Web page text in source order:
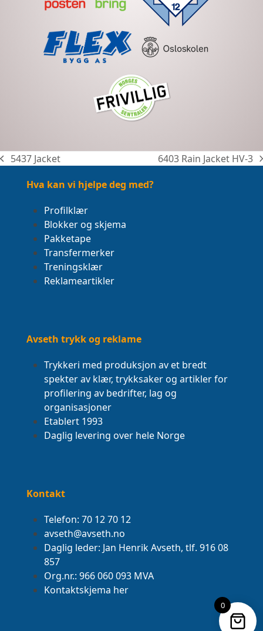
previous
5437 Jacket
next
6403 Rain Jacket HV-3
Hva kan vi hjelpe deg med?
Profilklær
Blokker og skjema
Pakketape
Transfermerker
Treningsklær
Reklameartikler
Avseth trykk og reklame
Trykkeri med produksjon av et bredt
spekter av klær, trykksaker og artikler for
profilering av bedrifter, lag og
organisasjoner
Etablert 1993
Daglig levering over hele Norge
Kontakt
Telefon: 70 12 70 12
avseth@avseth.no
Daglig leder: Jan Henrik Avseth, tlf. 916 08
857
Org.nr.: 966 060 093 MVA
Kontaktskjema her
0